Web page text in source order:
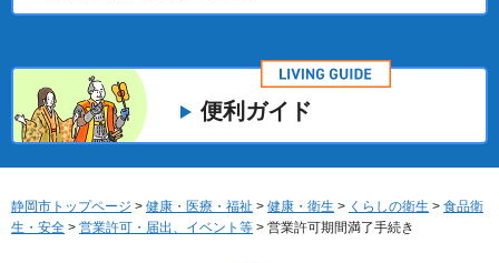
便利ガイド
静岡市トップページ > 健康・医療・福祉 > 健康・衛生 > くらしの衛生 > 食品衛
生・安全 > 営業許可・届出、イベント等 > 営業許可期間満了手続き